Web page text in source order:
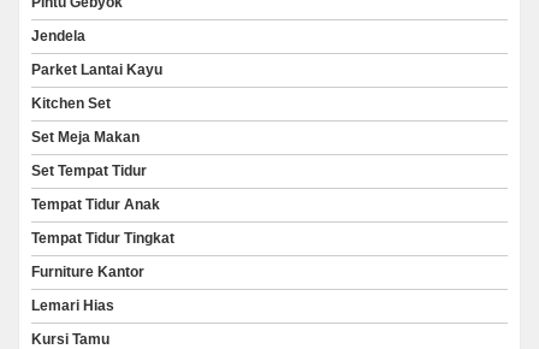
Jendela
Parket Lantai Kayu
Kitchen Set
Set Meja Makan
Set Tempat Tidur
Tempat Tidur Anak
Tempat Tidur Tingkat
Furniture Kantor
Lemari Hias
Kursi Tamu